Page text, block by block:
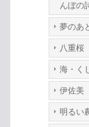
んぼの
夢のあ
八重桜
海・く
伊佐美
明るい